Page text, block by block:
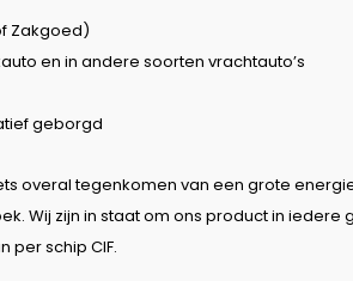
Zakgoed)
en in andere soorten vrachtauto’s
geborgd
overal tegenkomen van een grote
Wij zijn in staat om ons product in
per schip CIF.